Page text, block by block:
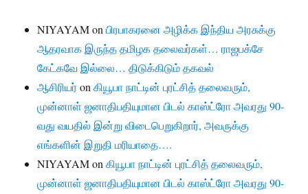
NIYAYAMonபிரபாகரனை அழிக்க இந்திய அரசுக்கு
ஆதரவாக இருந்த தமிழக தலைவர்கள்… ராஜபக்சே
கேட்கவே இல்லை… திடுக்கிடும் தகவல்
ஆசிரியர்onகியூபா நாட்டின் புரட்சித் தலைவரும்,
முன்னாள் ஜனாதிபதியுமான பிடல் காஸ்ட்ரோ அவரது 90-
வது வயதில் இன்று விடைபெறுகிறார், அவருக்கு
எங்களின் இறுதி மரியாதை….
NIYAYAMonகியூபா நாட்டின் புரட்சித் தலைவரும்,
முன்னாள் ஜனாதிபதியுமான பிடல் காஸ்ட்ரோ அவரது 90-